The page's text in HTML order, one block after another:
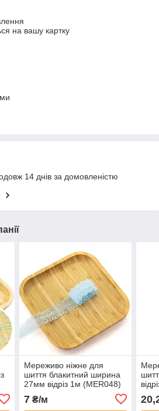
на вашу картку
14 днів за домовленістю
Мереживо ніжне для
шиття блакитний ширина
27мм відріз 1м (MER048)
7₴/м